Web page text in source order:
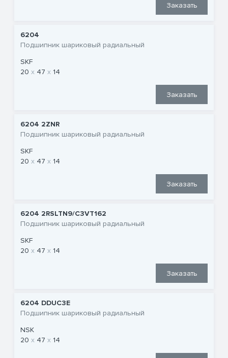
Заказать
6204
Подшипник шариковый радиальный
SKF
20
47 14
Заказать
6204 2ZNR
Подшипник шариковый радиальный
SKF
20
47 14
Заказать
6204 2RSLTN9/C3VT162
Подшипник шариковый радиальный
SKF
20
47 14
Заказать
6204 DDUC3E
Подшипник шариковый радиальный
NSK
20
47 14